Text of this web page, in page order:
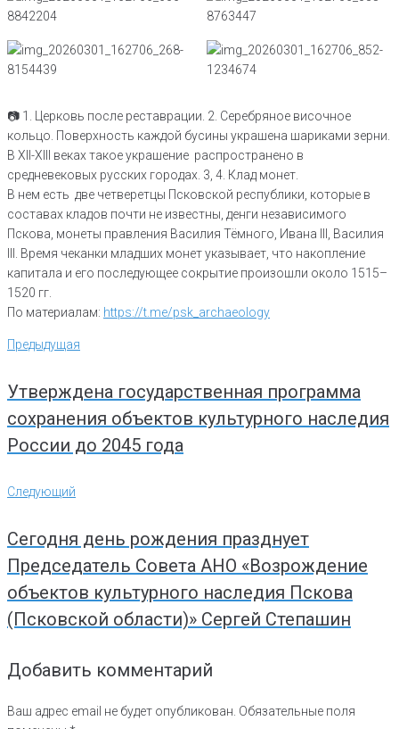
📷 1. Церковь после реставрации. 2. Серебряное височное
кольцо. Поверхность каждой бусины украшена шариками зерни.
В XII-XIII веках такое украшение распространено в
средневековых русских городах. 3, 4. Клад монет.
В нем есть две четверетцы Псковской республики, которые в
составах кладов почти не известны, денги независимого
Пскова, монеты правления Василия Тёмного, Ивана III, Василия
III. Время чеканки младших монет указывает, что накопление
капитала и его последующее сокрытие произошли около 1515–
1520 гг.
По материалам: https://t.me/psk_archaeology
Навигация
по
Предыдущая
Предыдущая
Утверждена государственная программа
сохранения объектов культурного наследия
России до 2045 года
Следующий
Следующий
Сегодня день рождения празднует
Председатель Совета АНО «Возрождение
объектов культурного наследия Пскова
(Псковской области)» Сергей Степашин
Добавить комментарий
Ваш адрес email не будет опубликован. Обязательные поля